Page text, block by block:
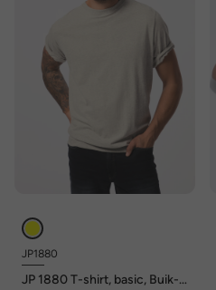
JP1880
JP 1880 T-shirt, basic, Buik-